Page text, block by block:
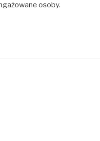
osoby.